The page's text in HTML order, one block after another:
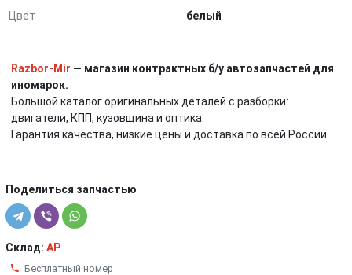
Цвет
белый
Razbor-Mir — магазин контрактных б/у автозапчастей для
иномарок.
Большой каталог оригинальных деталей с разборки:
двигатели, КПП, кузовщина и оптика.
Гарантия качества, низкие цены и доставка по всей России.
Поделиться запчастью
Склад: AP
Бесплатный номер